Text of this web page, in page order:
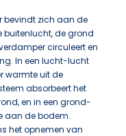
bevindt zich aan de
buitenlucht, de grond
circuleert en
In een lucht-lucht
warmte uit de
absorbeert het
en in een grond-
aan de bodem.
het opnemen van